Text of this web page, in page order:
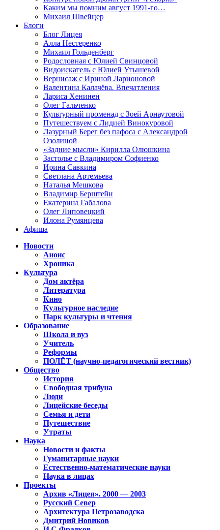
Каким мы помним август 1991-го…
Михаил Швейцер
Блоги
Блог Лицея
Алла Нестеренко
Михаил Гольденберг
Родословная с Юлией Свинцовой
Видоискатель с Юлией Утышевой
Вернисаж с Ириной Ларионовой
Валентина Калачёва. Впечатления
Лариса Хенинен
Олег Гальченко
Культурный променад с Зоей Арнаутовой
Путешествуем с Лидией Винокуровой
Лазурный Берег без пафоса с Александрой
Озолиной
«Задние мысли» Кирилла Олюшкина
Застолье с Владимиром Софиенко
Ирина Савкина
Светлана Артемьева
Наталья Мешкова
Владимир Берштейн
Екатерина Габалова
Олег Липовецкий
Илона Румянцева
Афиша
Новости
Анонс
Хроника
Культура
Дом актёра
Литература
Кино
Культурное наследие
Парк культуры и чтения
Образование
Школа и вуз
Учитель
Реформы
ПОЛЁТ (научно-педагогический вестник)
Общество
История
Свободная трибуна
Люди
Лицейские беседы
Семья и дети
Путешествие
Утраты
Наука
Новости и факты
Гуманитарные науки
Естественно-математические науки
Наука в лицах
Проекты
Архив «Лицея». 2000 — 2003
Русский Север
Архитектура Петрозаводска
Дмитрий Новиков